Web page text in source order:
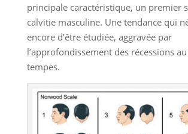
principale caractéristique, un premier
calvitie masculine. Une tendance qui
encore d’être étudiée, aggravée par
l’approfondissement des récessions
tempes.